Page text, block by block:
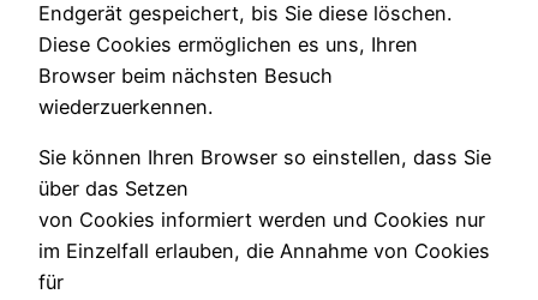
Endgerät gespeichert, bis Sie diese löschen.
Diese Cookies ermöglichen es uns, Ihren
Browser beim nächsten Besuch
wiederzuerkennen.
Sie können Ihren Browser so einstellen, dass Sie
über das Setzen
von Cookies informiert werden und Cookies nur
im Einzelfall erlauben, die Annahme von Cookies
für